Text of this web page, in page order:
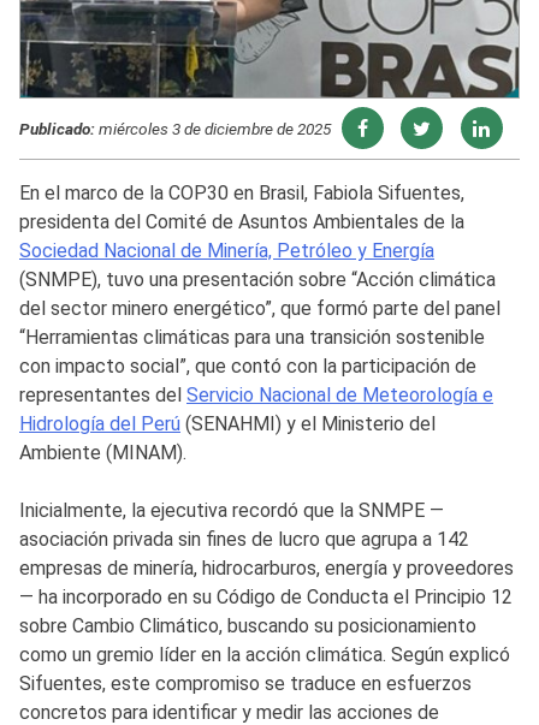
Publicado:miércoles 3 de diciembre de 2025
En el marco de la COP30 en Brasil, Fabiola Sifuentes,
presidenta del Comité de Asuntos Ambientales de la
Sociedad Nacional de Minería, Petróleo y Energía
(SNMPE), tuvo una presentación sobre “Acción climática
del sector minero energético”, que formó parte del panel
“Herramientas climáticas para una transición sostenible
con impacto social”, que contó con la participación de
representantes del Servicio Nacional de Meteorología e
Hidrología del Perú (SENAHMI) y el Ministerio del
Ambiente (MINAM).
Inicialmente, la ejecutiva recordó que la SNMPE —
asociación privada sin fines de lucro que agrupa a 142
empresas de minería, hidrocarburos, energía y proveedores
— ha incorporado en su Código de Conducta el Principio 12
sobre Cambio Climático, buscando su posicionamiento
como un gremio líder en la acción climática. Según explicó
Sifuentes, este compromiso se traduce en esfuerzos
concretos para identificar y medir las acciones de